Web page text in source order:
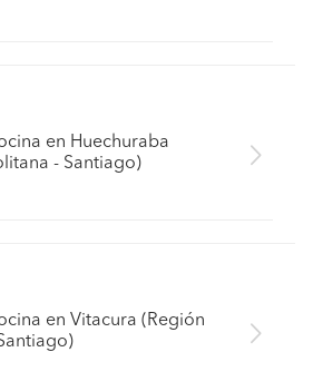
en Huechuraba
- Santiago)
en Vitacura (Región